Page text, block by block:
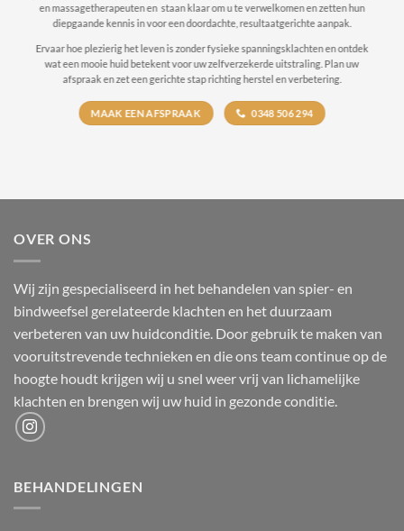
en massagetherapeuten en staan klaar om u te verwelkomen en zetten hun
diepgaande kennis in voor een doordachte, resultaatgerichte aanpak.
Ervaar hoe plezierig het leven is zonder fysieke spanningsklachten en ontdek
wat een mooie huid betekent voor uw zelfverzekerde uitstraling. Plan uw
afspraak en zet een gerichte stap richting herstel en verbetering.
MAAK EEN AFSPRAAK 0348 506 294
OVER ONS
Wij zijn gespecialiseerd in het behandelen van spier- en
bindweefsel gerelateerde klachten en het duurzaam
verbeteren van uw huidconditie. Door gebruik te maken van
vooruitstrevende technieken en die ons team continue op de
hoogte houdt krijgen wij u snel weer vrij van lichamelijke
klachten en brengen wij uw huid in gezonde conditie.
BEHANDELINGEN